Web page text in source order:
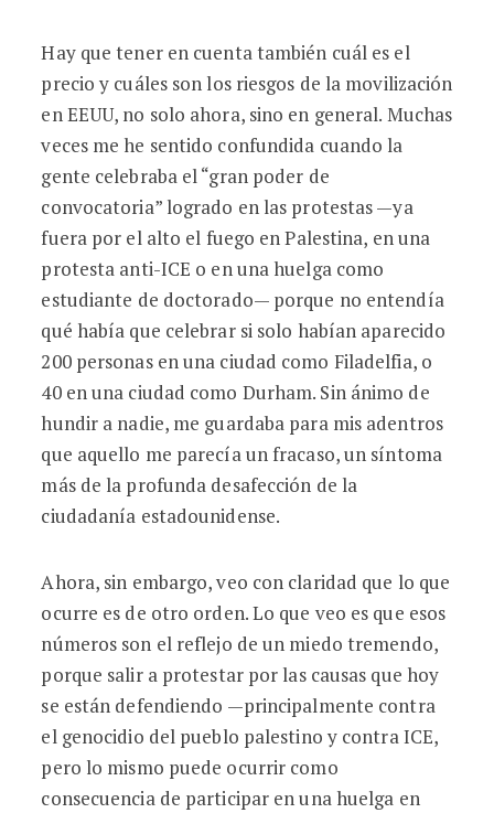
Hay que tener en cuenta también cuál es el
precio y cuáles son los riesgos de la movilización
en EEUU, no solo ahora, sino en general. Muchas
veces me he sentido confundida cuando la
gente celebraba el “gran poder de
convocatoria” logrado en las protestas —ya
fuera por el alto el fuego en Palestina, en una
protesta anti-ICE o en una huelga como
estudiante de doctorado— porque no entendía
qué había que celebrar si solo habían aparecido
200 personas en una ciudad como Filadelfia, o
40 en una ciudad como Durham. Sin ánimo de
hundir a nadie, me guardaba para mis adentros
que aquello me parecía un fracaso, un síntoma
más de la profunda desafección de la
ciudadanía estadounidense.
Ahora, sin embargo, veo con claridad que lo que
ocurre es de otro orden. Lo que veo es que esos
números son el reflejo de un miedo tremendo,
porque salir a protestar por las causas que hoy
se están defendiendo —principalmente contra
el genocidio del pueblo palestino y contra ICE,
pero lo mismo puede ocurrir como
consecuencia de participar en una huelga en